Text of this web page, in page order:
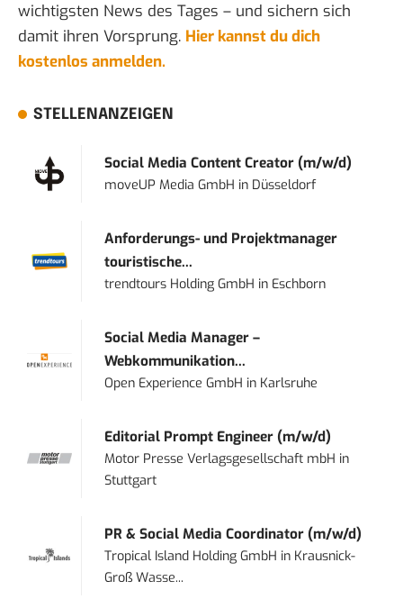
wichtigsten News des Tages – und sichern sich
damit ihren Vorsprung. Hier kannst du dich
kostenlos anmelden.
STELLENANZEIGEN
Social Media Content Creator (m/w/d)
moveUP Media GmbH in Düsseldorf
Anforderungs- und Projektmanager
touristische...
trendtours Holding GmbH in Eschborn
Social Media Manager –
Webkommunikation...
Open Experience GmbH in Karlsruhe
Editorial Prompt Engineer (m/w/d)
Motor Presse Verlagsgesellschaft mbH in
Stuttgart
PR & Social Media Coordinator (m/w/d)
Tropical Island Holding GmbH in Krausnick-
Groß Wasse...